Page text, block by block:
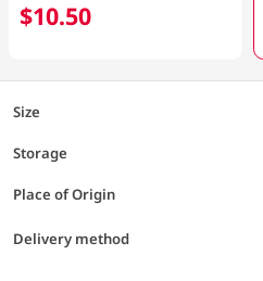
$10.50
Size
Storage
Place of Origin
Delivery method